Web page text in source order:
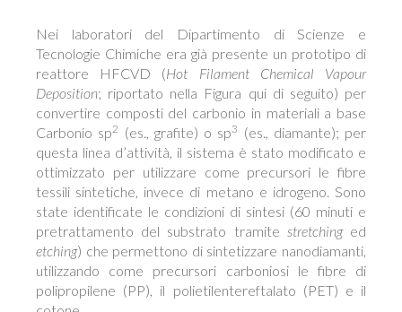
Nei laboratori del Dipartimento di Scienze e
Tecnologie Chimiche era già presente un prototipo di
reattore HFCVD (Hot Filament Chemical Vapour
Deposition; riportato nella Figura qui di seguito) per
convertire composti del carbonio in materiali a base
Carbonio sp2 (es., grafite) o sp3 (es., diamante); per
questa linea d’attività, il sistema è stato modificato e
ottimizzato per utilizzare come precursori le fibre
tessili sintetiche, invece di metano e idrogeno. Sono
state identificate le condizioni di sintesi (60 minuti e
pretrattamento del substrato tramite stretchinged
etching) che permettono di sintetizzare nanodiamanti,
utilizzando come precursori carboniosi le fibre di
polipropilene (PP), il polietilentereftalato (PET) e il